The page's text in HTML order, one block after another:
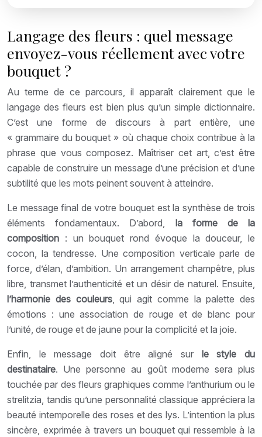
Langage des fleurs : quel message
envoyez-vous réellement avec votre
bouquet ?
Au terme de ce parcours, il apparaît clairement que le
langage des fleurs est bien plus qu’un simple dictionnaire.
C’est une forme de discours à part entière, une
« grammaire du bouquet » où chaque choix contribue à la
phrase que vous composez. Maîtriser cet art, c’est être
capable de construire un message d’une précision et d’une
subtilité que les mots peinent souvent à atteindre.
Le message final de votre bouquet est la synthèse de trois
éléments fondamentaux. D’abord, la forme de la
composition : un bouquet rond évoque la douceur, le
cocon, la tendresse. Une composition verticale parle de
force, d’élan, d’ambition. Un arrangement champêtre, plus
libre, transmet l’authenticité et un désir de naturel. Ensuite,
l’harmonie des couleurs, qui agit comme la palette des
émotions : une association de rouge et de blanc pour
l’unité, de rouge et de jaune pour la complicité et la joie.
Enfin, le message doit être aligné sur le style du
destinataire. Une personne au goût moderne sera plus
touchée par des fleurs graphiques comme l’anthurium ou le
strelitzia, tandis qu’une personnalité classique appréciera la
beauté intemporelle des roses et des lys. L’intention la plus
sincère, exprimée à travers un bouquet qui ressemble à la